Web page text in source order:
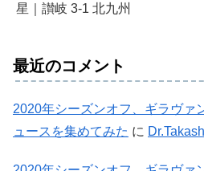
星｜讃岐 3-1 北九州
最近のコメント
2020年シーズンオフ、ギラヴァ
ュースを集めてみた に